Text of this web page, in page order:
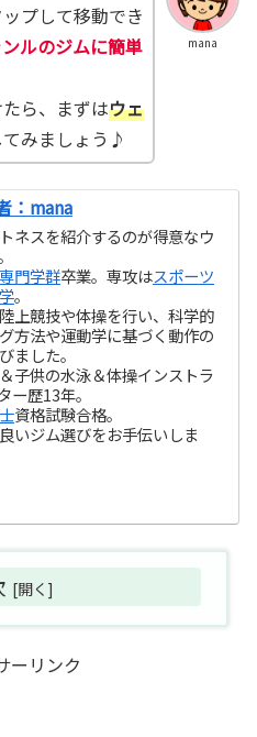
mana
プして移動でき
ルのジムに簡単
ら、まずはウェ
みましょう♪
：mana
ネスを紹介するのが得意なウ
門学群卒業。専攻はスポーツ
。
上競技や体操を行い、科学的
方法や運動学に基づく動作の
ました。
子供の水泳＆体操インストラ
ー歴13年。
資格試験合格。
いジム選びをお手伝いしま
ーリンク